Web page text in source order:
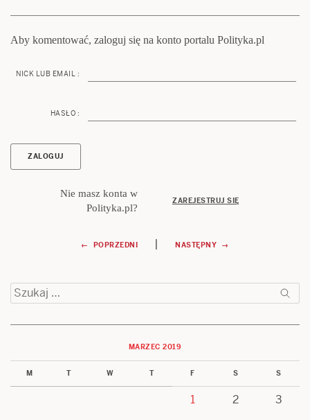
Aby komentować, zaloguj się na konto portalu Polityka.pl
NICK LUB EMAIL :
HASŁO :
Nie masz konta w
Polityka.pl?
ZAREJESTRUJ SIĘ
Nawigacja
wpisu
← POPRZEDNI | NASTĘPNY →
Szukaj:
MARZEC 2019
M T W T F S S
1 2
3